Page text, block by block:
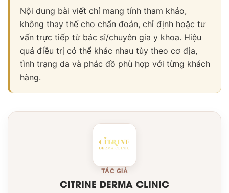
Nội dung bài viết chỉ mang tính tham khảo,
không thay thế cho chẩn đoán, chỉ định hoặc tư
vấn trực tiếp từ bác sĩ/chuyên gia y khoa. Hiệu
quả điều trị có thể khác nhau tùy theo cơ địa,
tình trạng da và phác đồ phù hợp với từng khách
hàng.
TÁC GIẢ
CITRINE DERMA CLINIC